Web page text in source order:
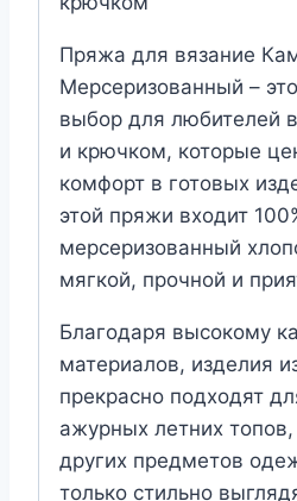
Пряжа для вязание
Мерсеризованный –
выбор для любителей
и крючком, которые
комфорт в готовых
этой пряжи входит
мерсеризованный
мягкой, прочной и
Благодаря высокому
материалов, изделия
прекрасно подходят
ажурных летних
других предметов
только стильно